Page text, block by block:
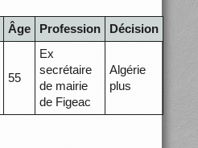
Âge Profession Décision
55
Ex
secrétaire
de mairie
de Figeac
Algérie
plus